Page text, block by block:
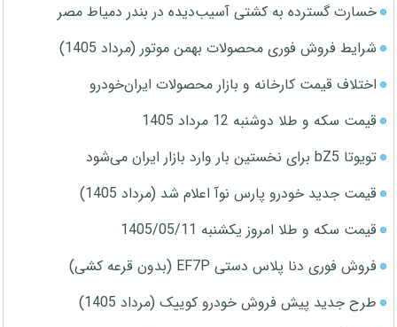
خسارت گسترده به کشتی آسیب‌دیده در بندر دمیاط مصر
شرایط فروش فوری محصولات بهمن موتور (مرداد 1405)
اختلاف قیمت کارخانه و بازار محصولات ایران‌خودرو
قیمت سکه و طلا دوشنبه 12 مرداد 1405
تویوتا bZ5 برای نخستین بار وارد بازار ایران می‌شود
قیمت جدید خودرو پارس نوآ اعلام شد (مرداد 1405)
قیمت سکه و طلا امروز یکشنبه 1405/05/11
فروش فوری دنا پلاس دستی EF7P (بدون قرعه کشی)
طرح جدید پیش فروش خودرو کوییک (مرداد 1405)